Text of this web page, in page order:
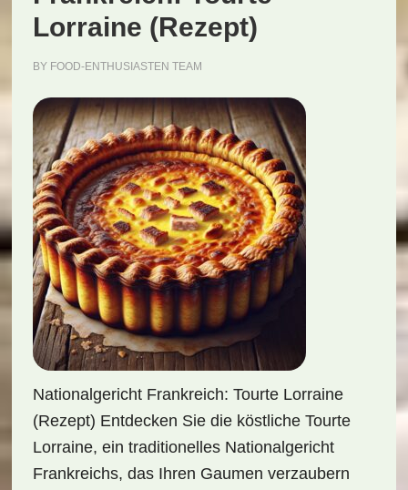
Lorraine (Rezept)
BY FOOD-ENTHUSIASTEN TEAM
Nationalgericht Frankreich: Tourte Lorraine
(Rezept) Entdecken Sie die köstliche Tourte
Lorraine, ein traditionelles Nationalgericht
Frankreichs, das Ihren Gaumen verzaubern